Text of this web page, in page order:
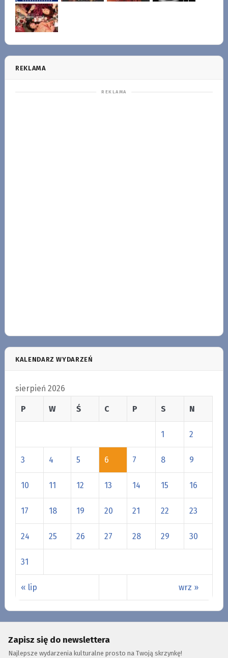
REKLAMA
KALENDARZ WYDARZEŃ
sierpień 2026
P W Ś C P S N
« lip wrz »
1 2
3 4 5 6 7 8 9
10 11 12 13 14 15 16
17 18 19 20 21 22 23
24 25 26 27 28 29 30
31
Zapisz się do newslettera
Najlepsze wydarzenia kulturalne prosto na Twoją skrzynkę!